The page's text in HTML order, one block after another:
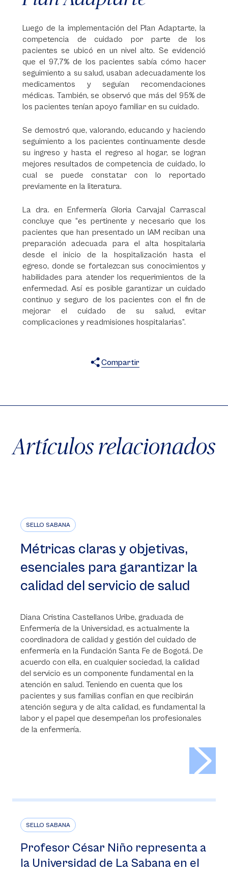
Luego de la implementación del Plan Adaptarte, la
competencia de cuidado por parte de los
pacientes se ubicó en un nivel alto. Se evidenció
que el 97,7% de los pacientes sabía cómo hacer
seguimiento a su salud, usaban adecuadamente los
medicamentos y seguían recomendaciones
médicas. También, se observó que más del 95% de
los pacientes tenían apoyo familiar en su cuidado.
Se demostró que, valorando, educando y haciendo
seguimiento a los pacientes continuamente desde
su ingreso y hasta el regreso al hogar, se logran
mejores resultados de competencia de cuidado, lo
cual se puede constatar con lo reportado
previamente en la literatura.
La dra. en Enfermería Gloria Carvajal Carrascal
concluye que “es pertinente y necesario que los
pacientes que han presentado un IAM reciban una
preparación adecuada para el alta hospitalaria
desde el inicio de la hospitalización hasta el
egreso, donde se fortalezcan sus conocimientos y
habilidades para atender los requerimientos de la
enfermedad. Así es posible garantizar un cuidado
continuo y seguro de los pacientes con el fin de
mejorar el cuidado de su salud, evitar
complicaciones y readmisiones hospitalarias”.
Compartir
Artículos relacionados
SELLO SABANA
Métricas claras y objetivas,
esenciales para garantizar la
calidad del servicio de salud
Diana Cristina Castellanos Uribe, graduada de
Enfermería de la Universidad, es actualmente la
coordinadora de calidad y gestión del cuidado de
enfermería en la Fundación Santa Fe de Bogotá. De
acuerdo con ella, en cualquier sociedad, la calidad
del servicio es un componente fundamental en la
atención en salud. Teniendo en cuenta que los
pacientes y sus familias confían en que recibirán
atención segura y de alta calidad, es fundamental la
labor y el papel que desempeñan los profesionales
de la enfermería.
SELLO SABANA
Profesor César Niño representa a
la Universidad de La Sabana en el